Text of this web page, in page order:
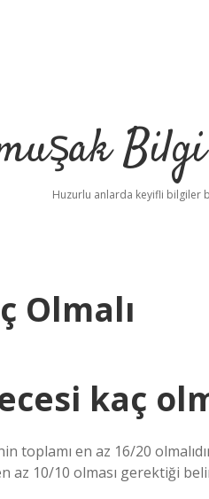
Huzurlu anlarda keyifli bilgiler
Olmalı
kaç
toplamı en az 16/20
az 10/10 olması gerektiği